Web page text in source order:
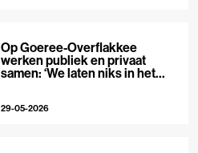
Op Goeree-Overflakkee
werken publiek en privaat
samen: ‘We laten niks in het
29-05-2026